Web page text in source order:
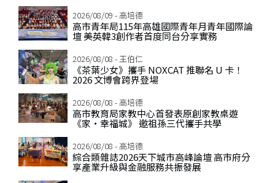
2026/08/09 - 高培德
高市青年局115年高雄國際青年月青年國際論
壇 美英韓3創作者首度同台分享實務
2026/08/08 - 王伯仁
《茶葉少女》攜手 NOXCAT 推聯名 U 卡！
2026 文博會跨界登場
2026/08/08 - 高培德
高市教育局家教中心首發表原創家教桌遊
《家‧幸福城》 邀祖孫三代攜手共學
2026/08/08 - 高培德
綜合類雜誌2026天下城市高峰論壇 高市府分
享產業升級與金融服務共振發展